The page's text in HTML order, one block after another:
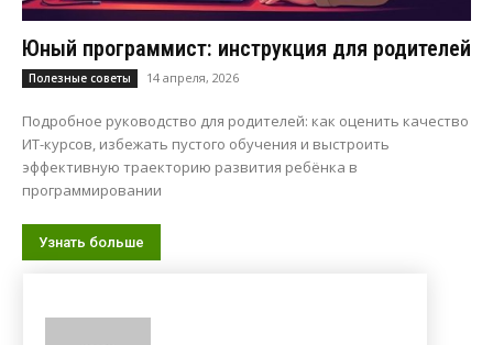
Юный программист: инструкция для родителей
Полезные советы 14 апреля, 2026
Подробное руководство для родителей: как оценить качество
ИТ-курсов, избежать пустого обучения и выстроить
эффективную траекторию развития ребёнка в
программировании
Узнать больше